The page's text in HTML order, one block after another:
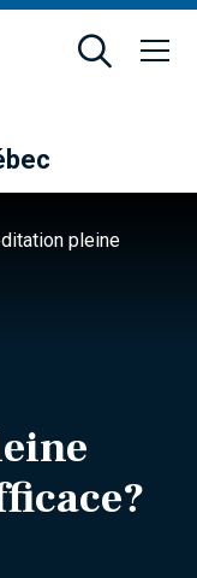
pleine